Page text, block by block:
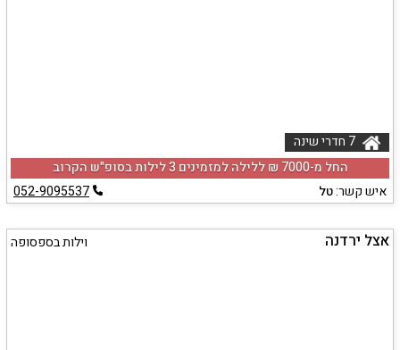
החל מ-‏7000 ₪ ללילה למזמינים 3 לילות בסופ"ש הקרוב
איש קשר:טל 052-9095537
אצל ירדנה וילות בספסופה